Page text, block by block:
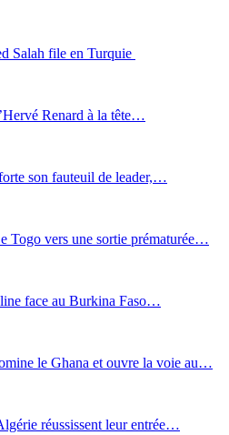
Salah file en Turquie
Renard à la tête…
son fauteuil de leader,…
vers une sortie prématurée…
face au Burkina Faso…
le Ghana et ouvre la voie au…
réussissent leur entrée…